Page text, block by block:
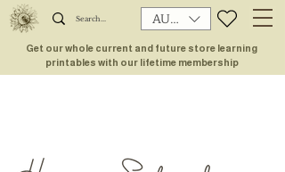
AUD (AU$)
Get our whole current and future store learning
printables with our lifetime membership